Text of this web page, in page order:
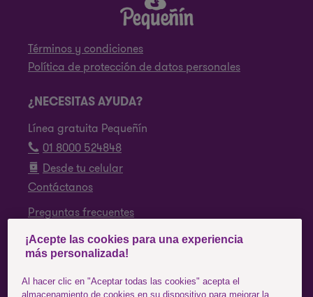
Términos y condiciones
Política de protección de datos personales
¿NECESITAS AYUDA?
Línea gratuita Pequeñín
01 8000 524848
Desde tu celular
Contáctanos
Preguntas frecuentes
SÍGUENOS
Facebook
¡Acepte las cookies para una experiencia
más personalizada!
Al hacer clic en "Aceptar todas las cookies" acepta el
almacenamiento de cookies en su dispositivo para mejorar la